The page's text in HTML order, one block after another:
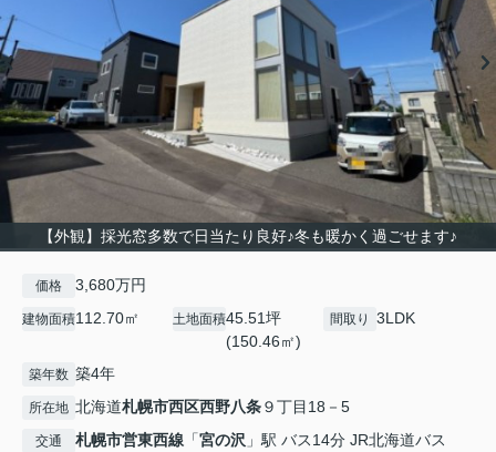
【外観】採光窓多数で日当たり良好♪冬も暖かく過ごせます♪
価格 3,680万円
建物面積112.70㎡ 土地面積45.51坪
(150.46㎡)
間取り 3LDK
築年数 築4年
所在地 北海道札幌市西区西野八条９丁目18－5
交通 札幌市営東西線 「宮の沢 」駅 バス14分 JR北海道バス